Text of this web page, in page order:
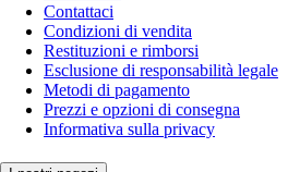
Contattaci
Condizioni di vendita
Restituzioni e rimborsi
Esclusione di responsabilità legale
Metodi di pagamento
Prezzi e opzioni di consegna
Informativa sulla privacy